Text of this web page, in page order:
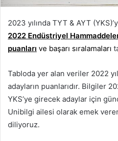
2023 yılında TYT & AYT
2022 Endüstriyel
puanları ve başarı sıralamaları
Tabloda yer alan veriler 2022
adayların puanlarıdır. Bilgiler
YKS’ye girecek adaylar için
Unibilgi ailesi olarak emek
diliyoruz.